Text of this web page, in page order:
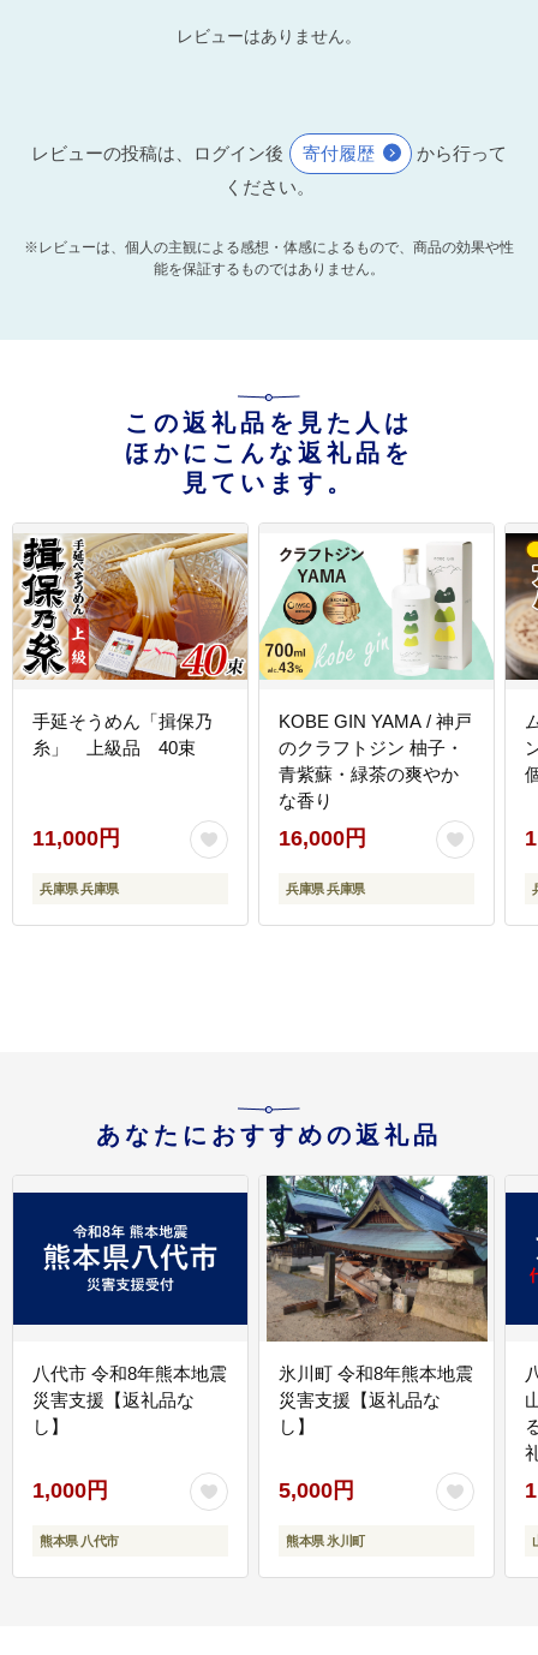
レビューはありません。
レビューの投稿は、ログイン後 寄付履歴
から行って
ください。
※レビューは、個人の主観による感想・体感によるもので、商品の効果や性
能を保証するものではありません。
この返礼品を見た人は
ほかにこんな返礼品を
見ています。
手延そうめん「揖保乃
糸」 上級品 40束
11,000円
兵庫県 兵庫県
KOBE GIN YAMA / 神戸
のクラフトジン 柚子・
青紫蘇・緑茶の爽やか
な香り
16,000円
兵庫県 兵庫県
あなたにおすすめの返礼品
八代市 令和8年熊本地震
災害支援【返礼品な
し】
1,000円
熊本県 八代市
氷川町 令和8年熊本地震
災害支援【返礼品な
し】
5,000円
熊本県 氷川町